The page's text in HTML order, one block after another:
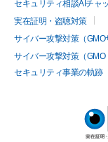
セキュリティ相談AIチャ
実在証明・盗聴対策
サイバー攻撃対策（GMO
サイバー攻撃対策（GMO
セキュリティ事業の軌跡